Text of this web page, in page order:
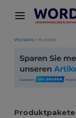
× Wordans
Bessere
Wordans > Bundles
Produktpakete